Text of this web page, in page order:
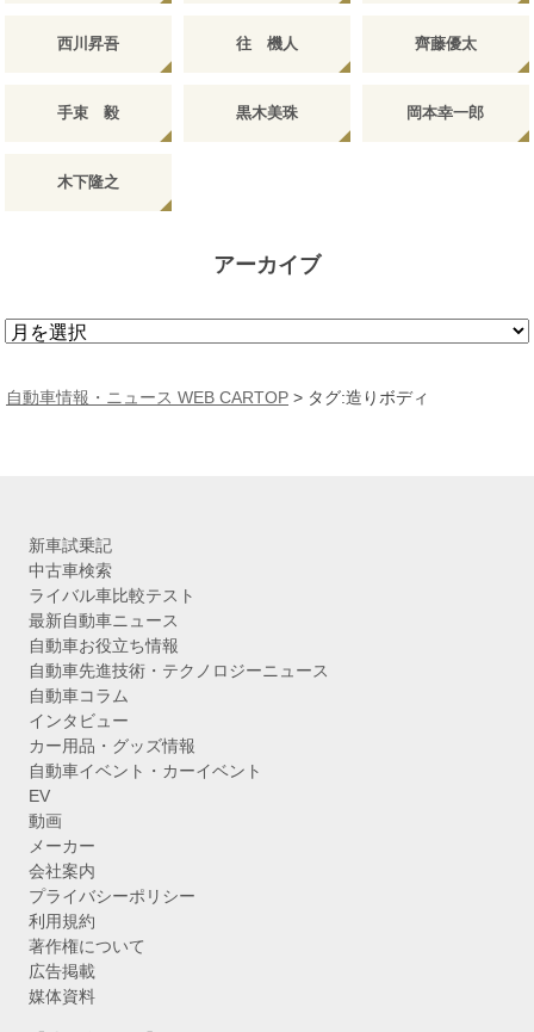
西川昇吾 往 機人 齊藤優太
手束 毅 黒木美珠 岡本幸一郎
木下隆之
アーカイブ
ア
カ
自動車情報・ニュース WEB CARTOP > タグ:造りボディ
新車試乗記
中古車検索
ライバル車比較テスト
最新自動車ニュース
自動車お役立ち情報
自動車先進技術・テクノロジーニュース
自動車コラム
インタビュー
カー用品・グッズ情報
自動車イベント・カーイベント
EV
動画
メーカー
会社案内
プライバシーポリシー
利用規約
著作権について
広告掲載
媒体資料